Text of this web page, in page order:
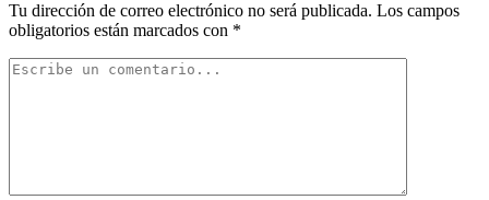
Tu dirección de correo electrónico no será publicada. Los campos
obligatorios están marcados con *